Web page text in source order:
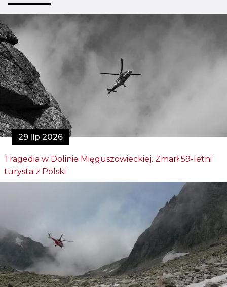
29 lip 2026
Tragedia w Dolinie Mięguszowieckiej. Zmarł 59-letni
turysta z Polski